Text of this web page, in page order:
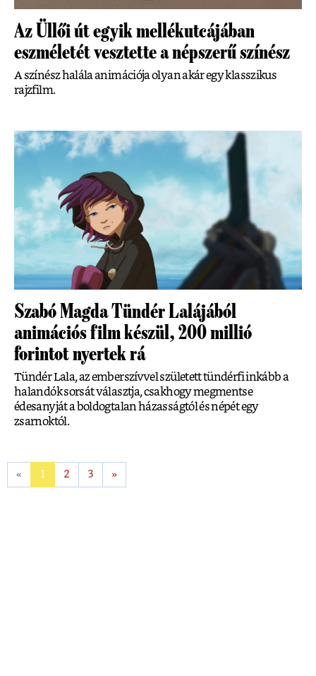
Az Üllői út egyik mellékutcájában
eszméletét vesztette a népszerű színész
A színész halála animációja olyan akár egy klasszikus
rajzfilm.
Szabó Magda Tündér Lalájából
animációs film készül, 200 millió
forintot nyertek rá
Tündér Lala, az emberszívvel született tündérfi inkább a
halandók sorsát választja, csakhogy megmentse
édesanyját a boldogtalan házasságtól és népét egy
zsarnoktól.
« 1 2 3 »